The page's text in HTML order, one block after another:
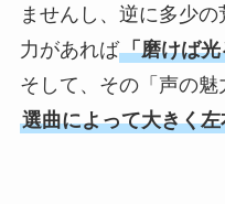
ませんし、逆に多少
力があれば「磨けば光
そして、その「声の魅
選曲によって大きく